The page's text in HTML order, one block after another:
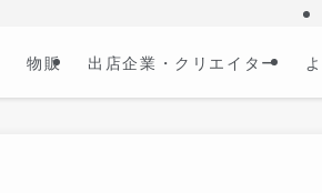
物販 出店企業・クリエイター